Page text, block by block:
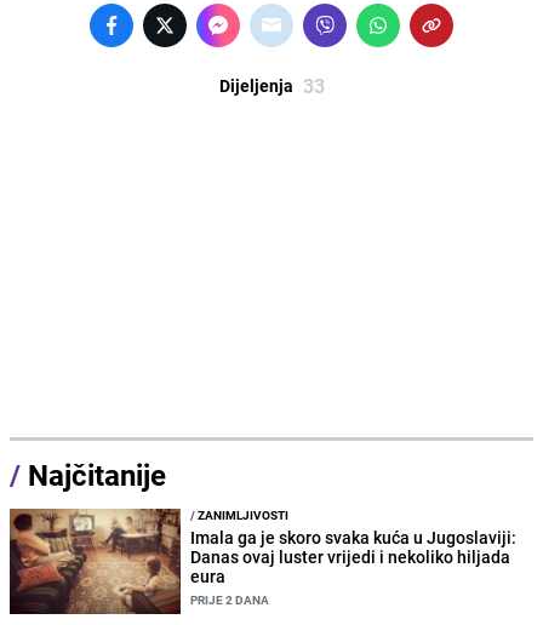
Dijeljenja 33
/ Najčitanije
/ZANIMLJIVOSTI
Imala ga je skoro svaka kuća u Jugoslaviji:
Danas ovaj luster vrijedi i nekoliko hiljada
eura
PRIJE 2 DANA